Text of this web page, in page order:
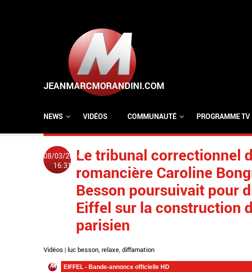
NEWS VIDÉOS COMMUNAUTÉ PROGRAMME TV
08/03/2024
16:31
Le tribunal correctionnel
romancière Caroline
Besson poursuivait pour
Eiffel sur la construction
parisien
Vidéos | luc besson, relaxe, diffamation